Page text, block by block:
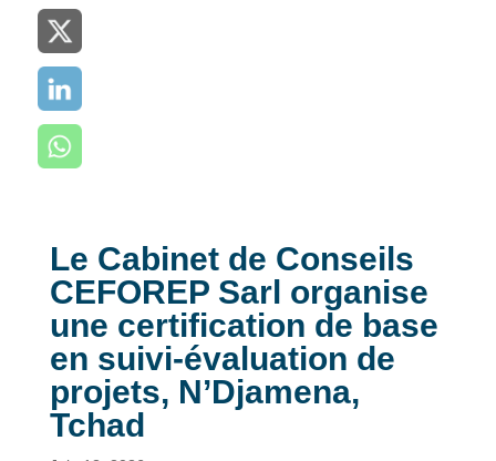
Le Cabinet de Conseils
CEFOREP Sarl organise
une certification de base
en suivi-évaluation de
projets, N’Djamena,
Tchad